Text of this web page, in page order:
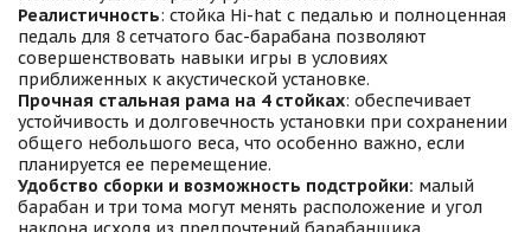
Реалистичность: стойка Hi-hat с педалью и полноценная
педаль для 8 сетчатого бас-барабана позволяют
совершенствовать навыки игры в условиях
приближенных к акустической установке.
Прочная стальная рама на 4 стойках: обеспечивает
устойчивость и долговечность установки при сохранении
общего небольшого веса, что особенно важно, если
планируется ее перемещение.
Удобство сборки и возможность подстройки: малый
барабан и три тома могут менять расположение и угол